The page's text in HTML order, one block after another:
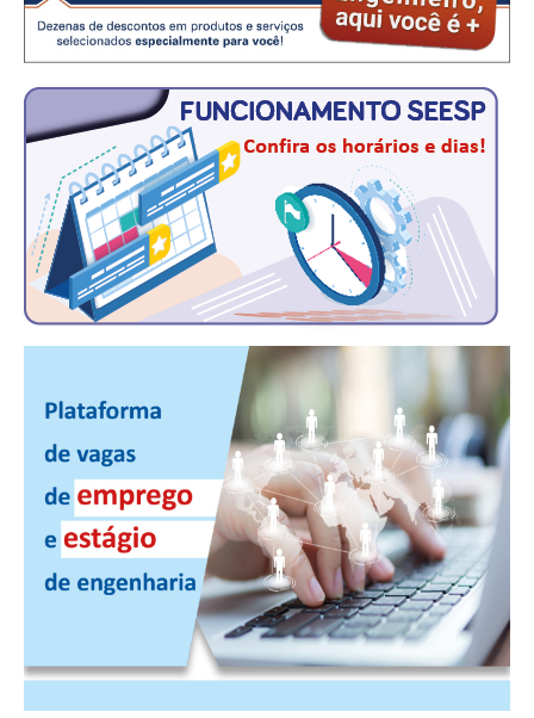
JORNAL DO ENGENHEIRO
AGENDA
SEESP NOTÍCIAS
NOTÍCIAS NO WHATSAPP
FOTOS
PUBLICAÇÕES
PUBLICIDADE
CONTATO
CADASTRO
ASSOCIE-SE
ATUALIZAÇÃO CADASTRAL
NÚCLEO JOVEM